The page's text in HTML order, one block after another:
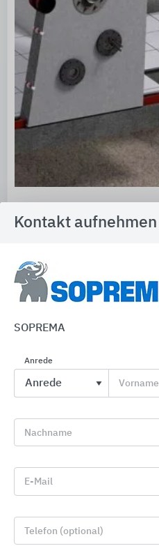
KRASO
Kontakt aufnehmen
SOPREMA
Anrede
Vorname
Nachname
E-Mail
Telefon (optional)